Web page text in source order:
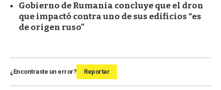
Gobierno de Rumania concluye que el dron
que impactó contra uno de sus edificios “es
de origen ruso”
¿Encontraste un error? Reportar